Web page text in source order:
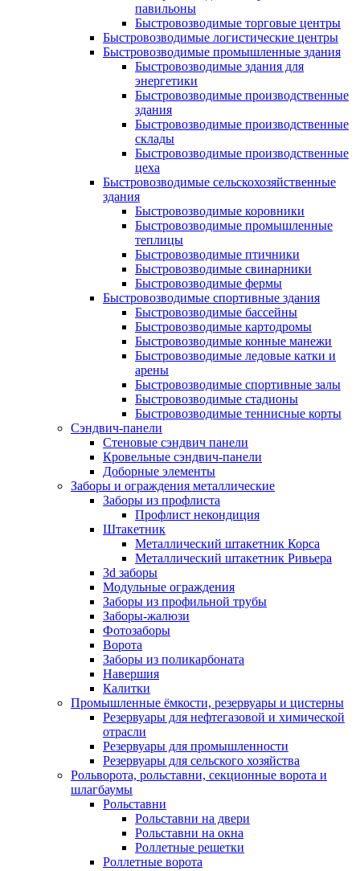
павильоны
Быстровозводимые торговые центры
Быстровозводимые логистические центры
Быстровозводимые промышленные здания
Быстровозводимые здания для
энергетики
Быстровозводимые производственные
здания
Быстровозводимые производственные
склады
Быстровозводимые производственные
цеха
Быстровозводимые сельскохозяйственные
здания
Быстровозводимые коровники
Быстровозводимые промышленные
теплицы
Быстровозводимые птичники
Быстровозводимые свинарники
Быстровозводимые фермы
Быстровозводимые спортивные здания
Быстровозводимые бассейны
Быстровозводимые картодромы
Быстровозводимые конные манежи
Быстровозводимые ледовые катки и
арены
Быстровозводимые спортивные залы
Быстровозводимые стадионы
Быстровозводимые теннисные корты
Сэндвич-панели
Стеновые сэндвич панели
Кровельные сэндвич-панели
Доборные элементы
Заборы и ограждения металлические
Заборы из профлиста
Профлист некондиция
Штакетник
Металлический штакетник Корса
Металлический штакетник Ривьера
3d заборы
Модульные ограждения
Заборы из профильной трубы
Заборы-жалюзи
Фотозаборы
Ворота
Заборы из поликарбоната
Навершия
Калитки
Промышленные ёмкости, резервуары и цистерны
Резервуары для нефтегазовой и химической
отрасли
Резервуары для промышленности
Резервуары для сельского хозяйства
Рольворота, рольставни, секционные ворота и
шлагбаумы
Рольставни
Рольставни на двери
Рольставни на окна
Роллетные решетки
Роллетные ворота